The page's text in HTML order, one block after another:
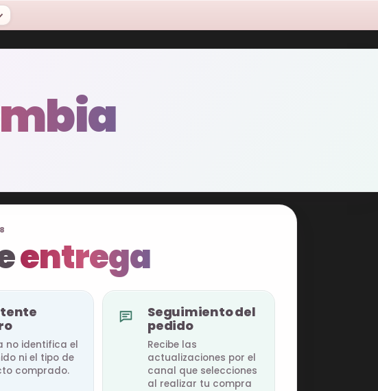
entrega
no identifica el
ni el tipo de
comprado.
Seguimiento del
pedido
Recibe las
actualizaciones por el
canal que selecciones
al realizar tu compra